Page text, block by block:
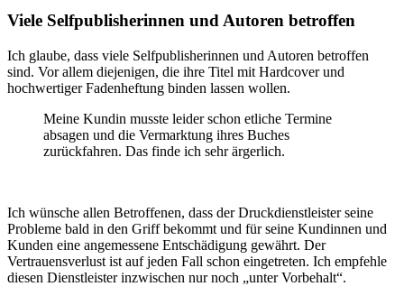
Viele Selfpublisherinnen und Autoren betroffen
Ich glaube, dass viele Selfpublisherinnen und Autoren betroffen
sind. Vor allem diejenigen, die ihre Titel mit Hardcover und
hochwertiger Fadenheftung binden lassen wollen.
Meine Kundin musste leider schon etliche Termine
absagen und die Vermarktung ihres Buches
zurückfahren. Das finde ich sehr ärgerlich.
Ich wünsche allen Betroffenen, dass der Druckdienstleister seine
Probleme bald in den Griff bekommt und für seine Kundinnen und
Kunden eine angemessene Entschädigung gewährt. Der
Vertrauensverlust ist auf jeden Fall schon eingetreten. Ich empfehle
diesen Dienstleister inzwischen nur noch „unter Vorbehalt“.